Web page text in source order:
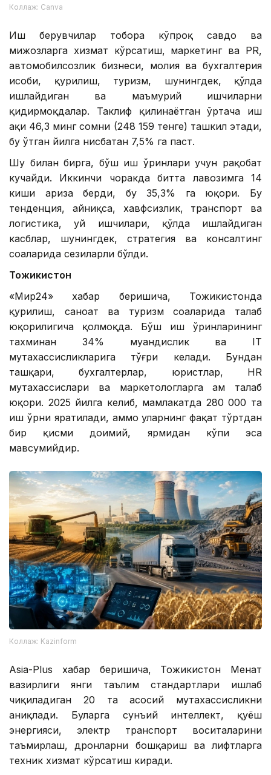
Коллаж: Canva
Иш берувчилар тобора кўпроқ савдо ва
мижозларга хизмат кўрсатиш, маркетинг ва PR,
автомобилсозлик бизнеси, молия ва бухгалтерия
ҳисоби, қурилиш, туризм, шунингдек, қўлда
ишлайдиган ва маъмурий ишчиларни
қидирмоқдалар. Таклиф қилинаётган ўртача иш
ҳақи 46,3 минг сомни (248 159 тенге) ташкил этади,
бу ўтган йилга нисбатан 7,5% га паст.
Шу билан бирга, бўш иш ўринлари учун рақобат
кучайди. Иккинчи чоракда битта лавозимга 14
киши ариза берди, бу 35,3% га юқори. Бу
тенденция, айниқса, хавфсизлик, транспорт ва
логистика, уй ишчилари, қўлда ишлайдиган
касблар, шунингдек, стратегия ва консалтинг
соҳаларида сезиларли бўлди.
Тожикистон
«Мир24» хабар беришича, Тожикистонда
қурилиш, саноат ва туризм соҳаларида талаб
юқорилигича қолмоқда. Бўш иш ўринларининг
тахминан 34% муҳандислик ва IТ
мутахассисликларига тўғри келади. Бундан
ташқари, бухгалтерлар, юристлар, HR
мутахассислари ва маркетологларга ҳам талаб
юқори. 2025 йилга келиб, мамлакатда 280 000 та
иш ўрни яратилади, аммо уларнинг фақат тўртдан
бир қисми доимий, ярмидан кўпи эса
мавсумийдир.
Коллаж: Kazinform
Asia-Plus хабар беришича, Тожикистон Меҳнат
вазирлиги янги таълим стандартлари ишлаб
чиқиладиган 20 та асосий мутахассисликни
аниқлади. Буларга сунъий интеллект, қуёш
энергияси, электр транспорт воситаларини
таъмирлаш, дронларни бошқариш ва лифтларга
техник хизмат кўрсатиш киради.